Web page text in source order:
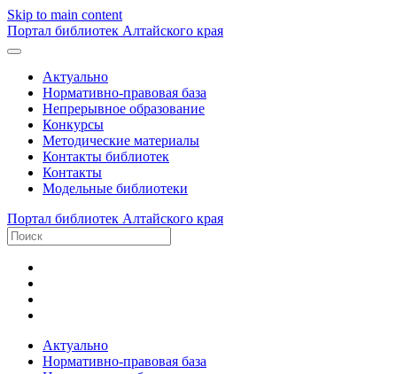
Skip to main content
Портал библиотек Алтайского края
Актуально
Нормативно-правовая база
Непрерывное образование
Конкурсы
Методические материалы
Контакты библиотек
Контакты
Модельные библиотеки
Портал библиотек Алтайского края
Актуально
Нормативно-правовая база